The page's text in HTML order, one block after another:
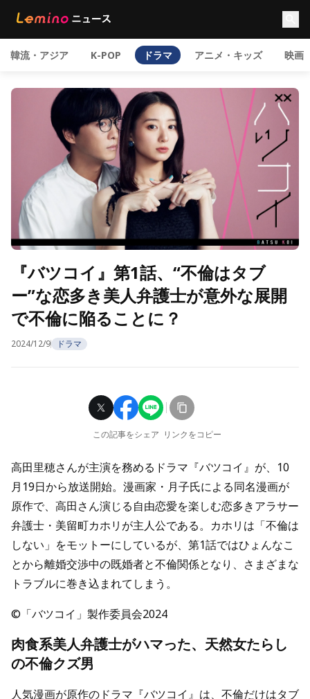
韓流・アジア K-POP ドラマ アニメ・キッズ 映画
『バツコイ』第1話、“不倫はタブ
ー”な恋多き美人弁護士が意外な展開
で不倫に陥ることに？
2024/12/9 ドラマ
この記事をシェア リンクをコピー
高田里穂さんが主演を務めるドラマ『バツコイ』が、10
月19日から放送開始。漫画家・月子氏による同名漫画が
原作で、高田さん演じる自由恋愛を楽しむ恋多きアラサー
弁護士・美留町カホリが主人公である。カホリは「不倫は
しない」をモットーにしているが、第1話ではひょんなこ
とから離婚交渉中の既婚者と不倫関係となり、さまざまな
トラブルに巻き込まれてしまう。
©「バツコイ」製作委員会2024
肉食系美人弁護士がハマった、天然女たらし
の不倫クズ男
人気漫画が原作のドラマ『バツコイ』は、不倫だけはタブ